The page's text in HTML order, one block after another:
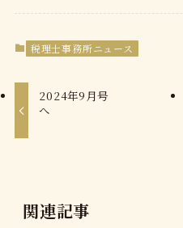
税理士事務所ニュース
2024年9月号
関連記事